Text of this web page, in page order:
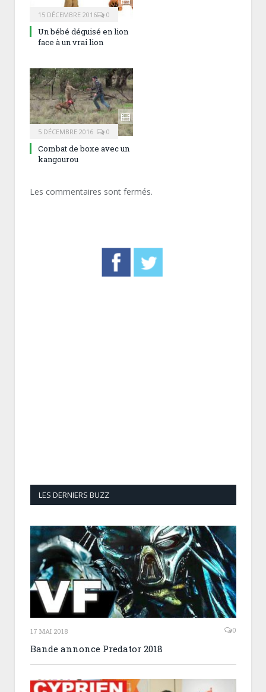
15 DÉCEMBRE 2016 0
Un bébé déguisé en lion
face à un vrai lion
5 DÉCEMBRE 2016 0
Combat de boxe avec un
kangourou
Les commentaires sont fermés.
LES DERNIERS BUZZ
17 MAI 2018 0
Bande annonce Predator 2018